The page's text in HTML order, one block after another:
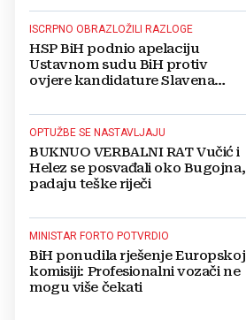
ISCRPNO OBRAZLOŽILI RAZLOGE
HSP BiH podnio apelaciju
Ustavnom sudu BiH protiv
ovjere kandidature Slavena
OPTUŽBE SE NASTAVLJAJU
BUKNUO VERBALNI RAT Vučić i
Helez se posvađali oko Bugojna,
padaju teške riječi
MINISTAR FORTO POTVRDIO
BiH ponudila rješenje Europskoj
komisiji: Profesionalni vozači ne
mogu više čekati